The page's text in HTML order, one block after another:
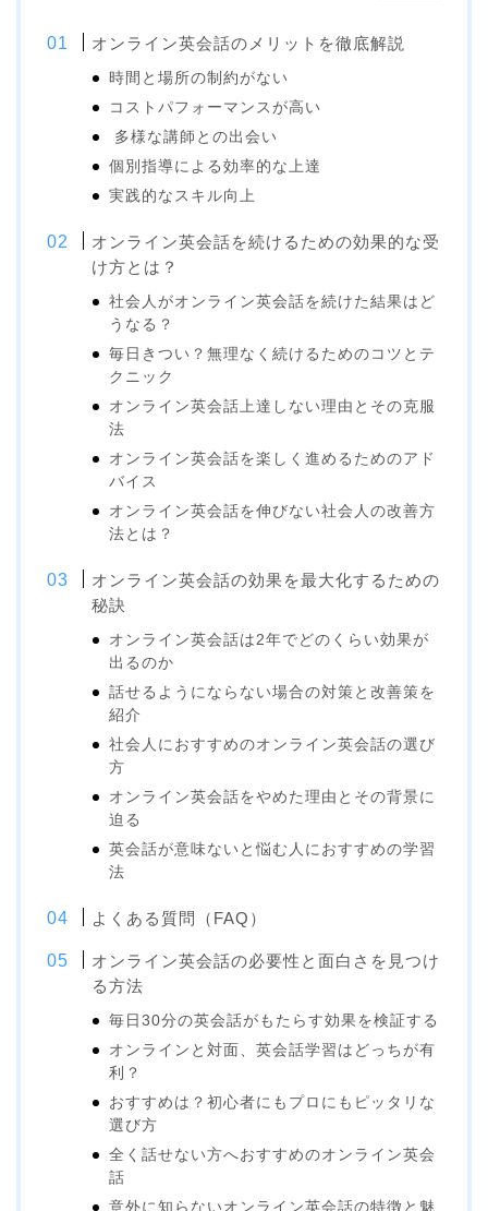
オンライン英会話のメリットを徹底解説
時間と場所の制約がない
コストパフォーマンスが高い
多様な講師との出会い
個別指導による効率的な上達
実践的なスキル向上
オンライン英会話を続けるための効果的な受
け方とは？
社会人がオンライン英会話を続けた結果はど
うなる？
毎日きつい？無理なく続けるためのコツとテ
クニック
オンライン英会話上達しない理由とその克服
法
オンライン英会話を楽しく進めるためのアド
バイス
オンライン英会話を伸びない社会人の改善方
法とは？
オンライン英会話の効果を最大化するための
秘訣
オンライン英会話は2年でどのくらい効果が
出るのか
話せるようにならない場合の対策と改善策を
紹介
社会人におすすめのオンライン英会話の選び
方
オンライン英会話をやめた理由とその背景に
迫る
英会話が意味ないと悩む人におすすめの学習
法
よくある質問（FAQ）
オンライン英会話の必要性と面白さを見つけ
る方法
毎日30分の英会話がもたらす効果を検証する
オンラインと対面、英会話学習はどっちが有
利？
おすすめは？初心者にもプロにもピッタリな
選び方
全く話せない方へおすすめのオンライン英会
話
意外に知らないオンライン英会話の特徴と魅